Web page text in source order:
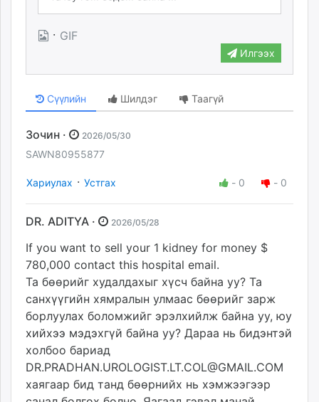
· GIF
Илгээх
Сүүлийн Шилдэг Таагүй
Зочин · 2026/05/30
SAWN80955877
Хариулах · Устгах - 0 - 0
DR. ADITYA · 2026/05/28
If you want to sell your 1 kidney for money $
780,000 contact this hospital email.
Та бөөрийг худалдахыг хүсч байна уу? Та
санхүүгийн хямралын улмаас бөөрийг зарж
борлуулах боломжийг эрэлхийлж байна уу, юу
хийхээ мэдэхгүй байна уу? Дараа нь бидэнтэй
холбоо бариад
DR.PRADHAN.UROLOGIST.LT.COL@GMAIL.COM
хаягаар бид танд бөөрнийх нь хэмжээгээр